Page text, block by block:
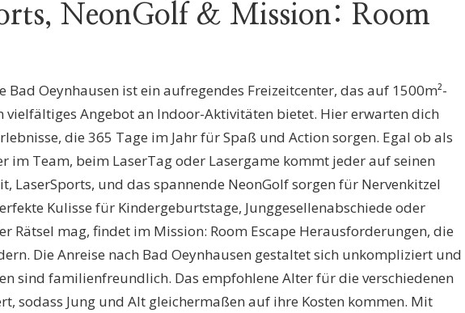
NeonGolf & Mission: Room
Bad Oeynhausen ist ein aufregendes Freizeitcenter, das auf 1500m²-
vielfältiges Angebot an Indoor-Aktivitäten bietet. Hier erwarten dich
die 365 Tage im Jahr für Spaß und Action sorgen. Egal ob als
im Team, beim LaserTag oder Lasergame kommt jeder auf seinen
LaserSports, und das spannende NeonGolf sorgen für Nervenkitzel
Kulisse für Kindergeburtstage, Junggesellenabschiede oder
Rätsel mag, findet im Mission: Room Escape Herausforderungen, die
Die Anreise nach Bad Oeynhausen gestaltet sich unkompliziert und
sind familienfreundlich. Das empfohlene Alter für die verschiedenen
sodass Jung und Alt gleichermaßen auf ihre Kosten kommen. Mit